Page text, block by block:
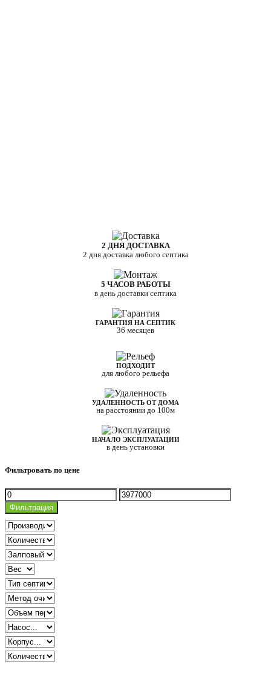
2 ДНЯ ДОСТАВКА
2 дня доставка любого септика
5 ЧАСОВ РАБОТЫ
в день доставки септика
ГАРАНТИЯ НА СЕПТИК
36 месяцев
ПОДХОДИТ
для любого рельефа
УДАЛЕННОСТЬ ОТ ДОМА
на расстоянии до 100м
НАЧАЛО ЭКСПЛУАТАЦИИ
в день установки
Фильтровать по цене
Минимальная
цена
Максимальная
цена
Фильтрация